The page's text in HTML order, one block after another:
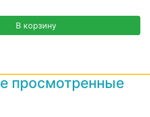
В корзину
просмотренные